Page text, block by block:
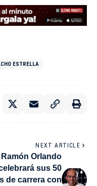
ESTRELLA
NEXT ARTICLE
Ramón Orlando
sus 50
de carrera con